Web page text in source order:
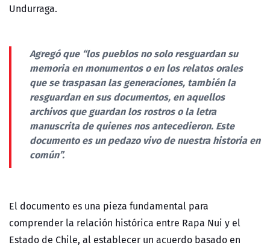
Undurraga.
Agregó que “los pueblos no solo resguardan su
memoria en monumentos o en los relatos orales
que se traspasan las generaciones, también la
resguardan en sus documentos, en aquellos
archivos que guardan los rostros o la letra
manuscrita de quienes nos antecedieron. Este
documento es un pedazo vivo de nuestra historia en
común”.
El documento es una pieza fundamental para
comprender la relación histórica entre Rapa Nui y el
Estado de Chile, al establecer un acuerdo basado en